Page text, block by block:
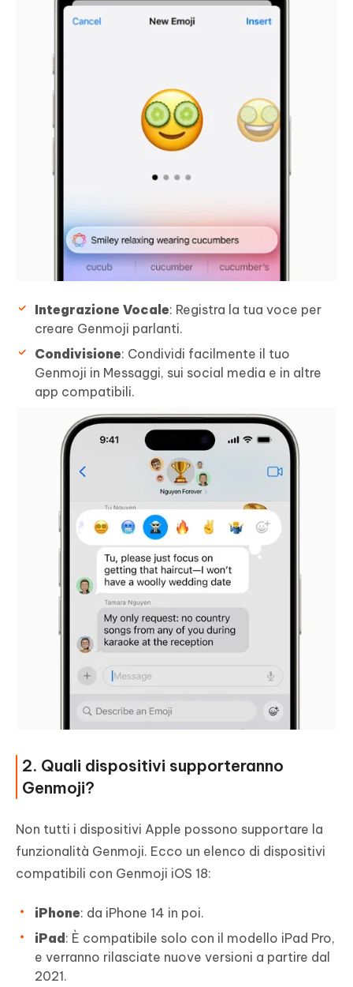
Integrazione Vocale: Registra la tua voce per
creare Genmoji parlanti.
Condivisione: Condividi facilmente il tuo
Genmoji in Messaggi, sui social media e in altre
app compatibili.
2. Quali dispositivi supporteranno
Genmoji?
Non tutti i dispositivi Apple possono supportare la
funzionalità Genmoji. Ecco un elenco di dispositivi
compatibili con Genmoji iOS 18:
iPhone: da iPhone 14 in poi.
iPad: È compatibile solo con il modello iPad Pro,
e verranno rilasciate nuove versioni a partire dal
2021.